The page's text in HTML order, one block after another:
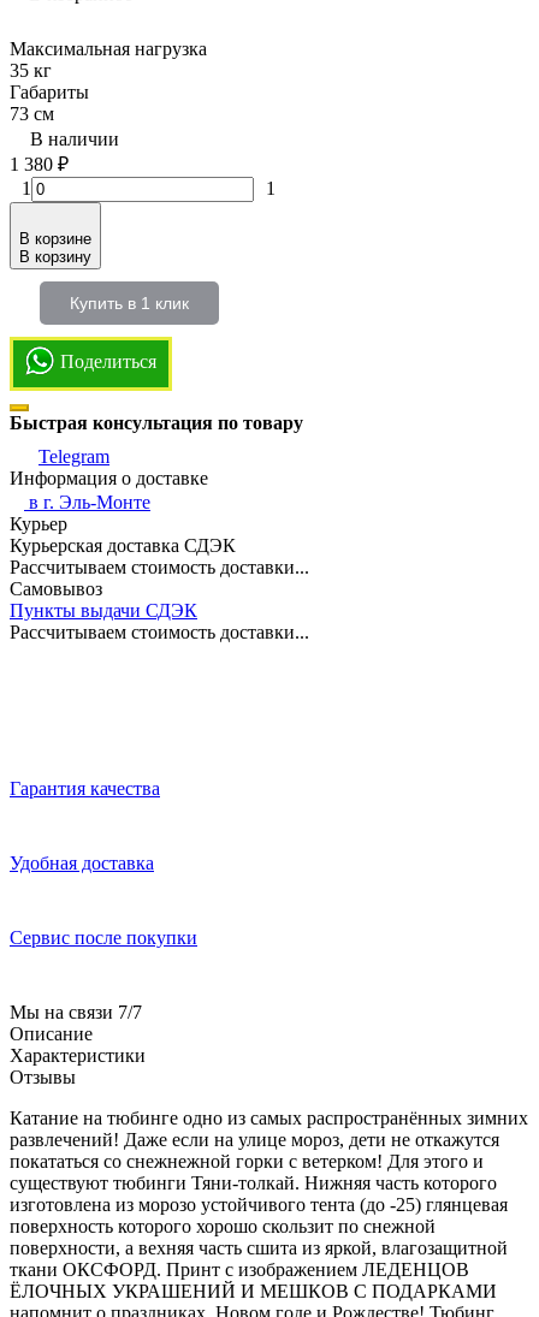
Максимальная нагрузка
35 кг
Габариты
73 см
В наличии
1 380 ₽
1
1
В корзине
В корзину
Купить в 1 клик
Поделиться
Быстрая консультация по товару
Telegram
Информация о доставке
в г. Эль-Монте
Курьер
Курьерская доставка СДЭК
Рассчитываем стоимость доставки...
Самовывоз
Пункты выдачи СДЭК
Рассчитываем стоимость доставки...
Гарантия качества
Удобная доставка
Сервис после покупки
Мы на связи 7/7
Описание
Характеристики
Отзывы
Катание на тюбинге одно из самых распространённых зимних
развлечений! Даже если на улице мороз, дети не откажутся
покататься со снежнежной горки с ветерком! Для этого и
существуют тюбинги Тяни-толкай. Нижняя часть которого
изготовлена из морозо устойчивого тента (до -25) глянцевая
поверхность которого хорошо скользит по снежной
поверхности, а вехняя часть сшита из яркой, влагозащитной
ткани ОКСФОРД. Принт с изображением ЛЕДЕНЦОВ
ЁЛОЧНЫХ УКРАШЕНИЙ И МЕШКОВ С ПОДАРКАМИ
напомнит о праздниках, Новом годе и Рождестве! Тюбинг